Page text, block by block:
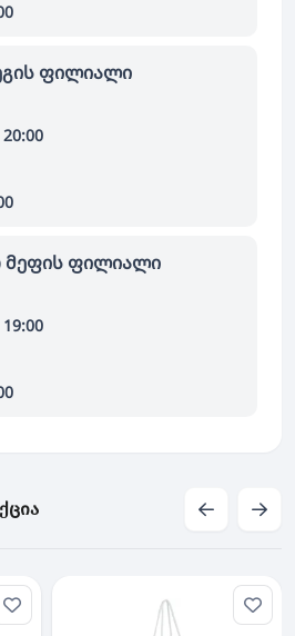
ფილიალი
მეფის ფილიალი